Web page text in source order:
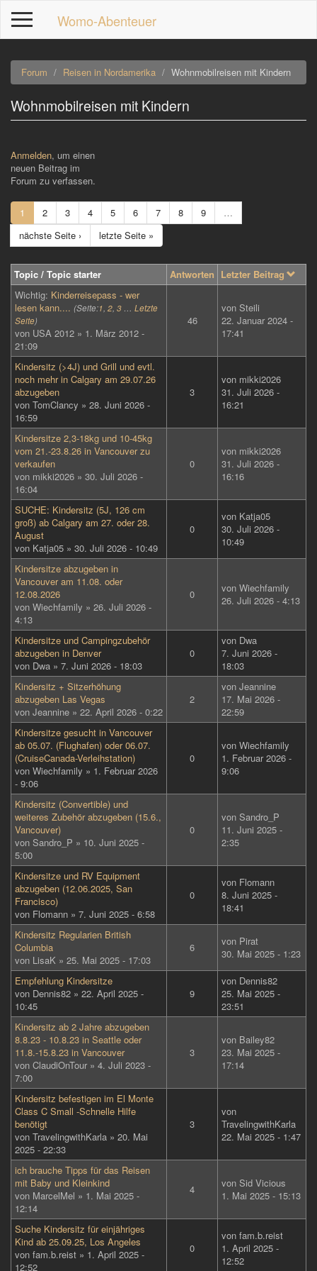
zum
Inhalt
Womo-Abenteuer
Forum Reisen in Nordamerika Wohnmobilreisen mit Kindern
Wohnmobilreisen mit Kindern
Anmelden, um einen
neuen Beitrag im
Forum zu verfassen.
1 2 3 4 5 6 7 8 9
…
nächste Seite ›
letzte Seite »
Topic / Topic starter Antworten Letzter Beitrag
Wichtig: Kinderreisepass - wer
lesen kann.... (Seite:1 2 3
Letzte
Seite)
von USA 2012 » 1. März 2012 -
21:09
46
von Steili
22. Januar 2024 -
17:41
Kindersitz (>4J) und Grill und evtl.
noch mehr in Calgary am 29.07.26
abzugeben
von TomClancy » 28. Juni 2026 -
16:59
3
von mikki2026
31. Juli 2026 -
16:21
Kindersitze 2,3-18kg und 10-45kg
vom 21.-23.8.26 in Vancouver zu
verkaufen
von mikki2026 » 30. Juli 2026 -
16:04
0
von mikki2026
31. Juli 2026 -
16:16
SUCHE: Kindersitz (5J, 126 cm
groß) ab Calgary am 27. oder 28.
August
von Katja05 » 30. Juli 2026 - 10:49
0
von Katja05
30. Juli 2026 -
10:49
Kindersitze abzugeben in
Vancouver am 11.08. oder
12.08.2026
von Wiechfamily » 26. Juli 2026 -
4:13
0 von Wiechfamily
26. Juli 2026 - 4:13
Kindersitze und Campingzubehör
abzugeben in Denver
von Dwa » 7. Juni 2026 - 18:03
0
von Dwa
7. Juni 2026 -
18:03
Kindersitz + Sitzerhöhung
abzugeben Las Vegas
von Jeannine » 22. April 2026 - 0:22
2
von Jeannine
17. Mai 2026 -
22:59
Kindersitze gesucht in Vancouver
ab 05.07. (Flughafen) oder 06.07.
(CruiseCanada-Verleihstation)
von Wiechfamily » 1. Februar 2026
- 9:06
0
von Wiechfamily
1. Februar 2026 -
9:06
Kindersitz (Convertible) und
weiteres Zubehör abzugeben (15.6.,
Vancouver)
von Sandro_P » 10. Juni 2025 -
5:00
0
von Sandro_P
11. Juni 2025 -
2:35
Kindersitze und RV Equipment
abzugeben (12.06.2025, San
Francisco)
von Flomann » 7. Juni 2025 - 6:58
0
von Flomann
8. Juni 2025 -
18:41
Kindersitz Regularien British
Columbia
von LisaK » 25. Mai 2025 - 17:03
6 von Pirat
30. Mai 2025 - 1:23
Empfehlung Kindersitze
von Dennis82 » 22. April 2025 -
10:45
9
von Dennis82
25. Mai 2025 -
23:51
Kindersitz ab 2 Jahre abzugeben
8.8.23 - 10.8.23 in Seattle oder
11.8.-15.8.23 in Vancouver
von ClaudiOnTour » 4. Juli 2023 -
7:00
3
von Bailey82
23. Mai 2025 -
17:14
Kindersitz befestigen im El Monte
Class C Small -Schnelle Hilfe
benötigt
von TravelingwithKarla » 20. Mai
2025 - 22:33
3
von
TravelingwithKarla
22. Mai 2025 - 1:47
ich brauche Tipps für das Reisen
mit Baby und Kleinkind
von MarcelMel » 1. Mai 2025 -
12:14
4 von Sid Vicious
1. Mai 2025 - 15:13
Suche Kindersitz für einjähriges
Kind ab 25.09.25, Los Angeles
von fam.b.reist » 1. April 2025 -
12:52
0
von fam.b.reist
1. April 2025 -
12:52